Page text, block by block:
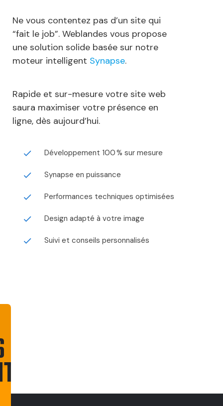
Ne vous contentez pas d’un site qui
“fait le job”. Weblandes vous propose
une solution solide basée sur notre
moteur intelligent Synapse.
Rapide et sur-mesure votre site web
saura maximiser votre présence en
ligne, dès aujourd’hui.
done Développement 100 % sur mesure
done Synapse en puissance
done Performances techniques optimisées
done Design adapté à votre image
done Suivi et conseils personnalisés
NOUS